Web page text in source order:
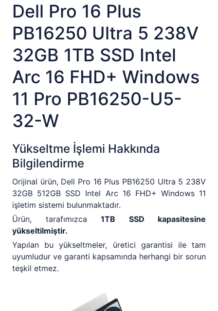
Dell Pro 16 Plus
PB16250 Ultra 5 238V
32GB 1TB SSD Intel
Arc 16 FHD+ Windows
11 Pro PB16250-U5-
32-W
Yükseltme İşlemi Hakkında
Bilgilendirme
Orijinal ürün, Dell Pro 16 Plus PB16250 Ultra 5 238V
32GB 512GB SSD Intel Arc 16 FHD+ Windows 11
işletim sistemi bulunmaktadır.
Ürün, tarafımızca 1TB SSD kapasitesine
yükseltilmiştir.
Yapılan bu yükseltmeler, üretici garantisi ile tam
uyumludur ve garanti kapsamında herhangi bir sorun
teşkil etmez.